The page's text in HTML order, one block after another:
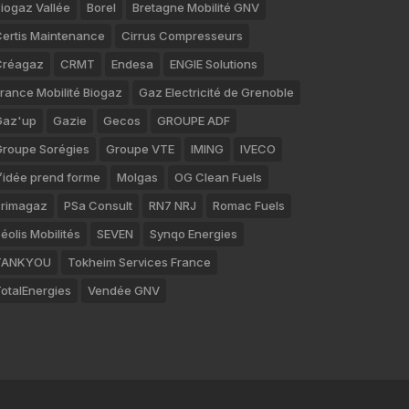
Vallée
Borel
Bretagne Mobilité GNV
Maintenance
Cirrus Compresseurs
CRMT Endesa
ENGIE Solutions
Mobilité Biogaz
Gaz Electricité de Grenoble
Gazie Gecos
GROUPE ADF
Sorégies
Groupe VTE IMING
IVECO
prend forme
Molgas
OG Clean Fuels
PSa Consult RN7 NRJ
Romac Fuels
Mobilités
SEVEN
Synqo Energies
Tokheim Services France
Vendée GNV